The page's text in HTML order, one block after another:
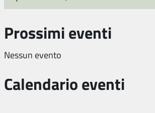
Prossimi eventi
Nessun evento
Calendario eventi